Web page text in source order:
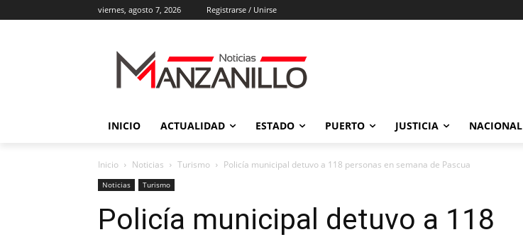
viernes, agosto 7, 2026 Registrarse / Unirse
INICIO ACTUALIDAD ESTADO PUERTO JUSTICIA NACIONAL
Inicio Noticias Turismo Policía municipal detuvo a 118 personas en semana de Pascua
Noticias Turismo
Policía municipal detuvo a 118